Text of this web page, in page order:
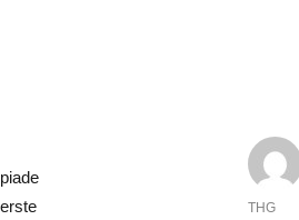
Autor
THG